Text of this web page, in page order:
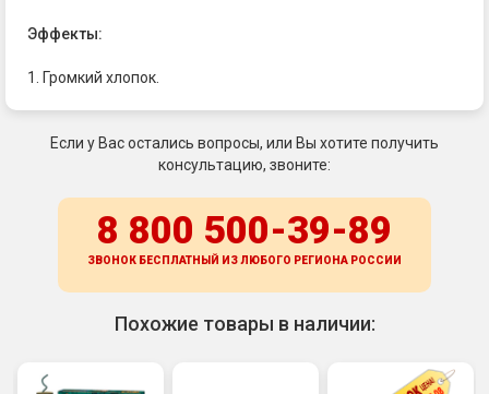
Эффекты:
1. Громкий хлопок.
Если у Вас остались вопросы, или Вы хотите получить
консультацию, звоните:
8 800 500-39-89
ЗВОНОК БЕСПЛАТНЫЙ ИЗ ЛЮБОГО РЕГИОНА РОССИИ
Похожие товары в наличии: